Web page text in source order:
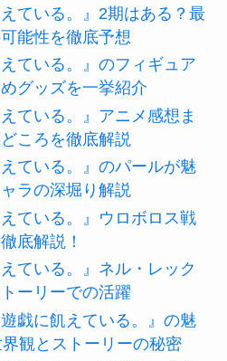
えている。』2期はある？最
能性を徹底予想
えている。』のフィギュア
グッズを一挙紹介
ている。』アニメ感想ま
ころを徹底解説
えている。』のパールが魅
ラの深堀り解説
えている。』ウロボロス戦
底解説！
ている。』ネル・レック
ーリーでの活躍
戯に飢えている。』の魅
観とストーリーの秘密